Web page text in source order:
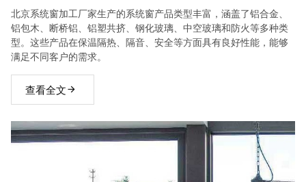
北京系统窗加工厂家生产的系统窗产品类型丰富，涵盖了铝合金、
铝包木、断桥铝、铝塑共挤、钢化玻璃、中空玻璃和防火等多种类
型。这些产品在保温隔热、隔音、安全等方面具有良好性能，能够
满足不同客户的需求。
查看全文